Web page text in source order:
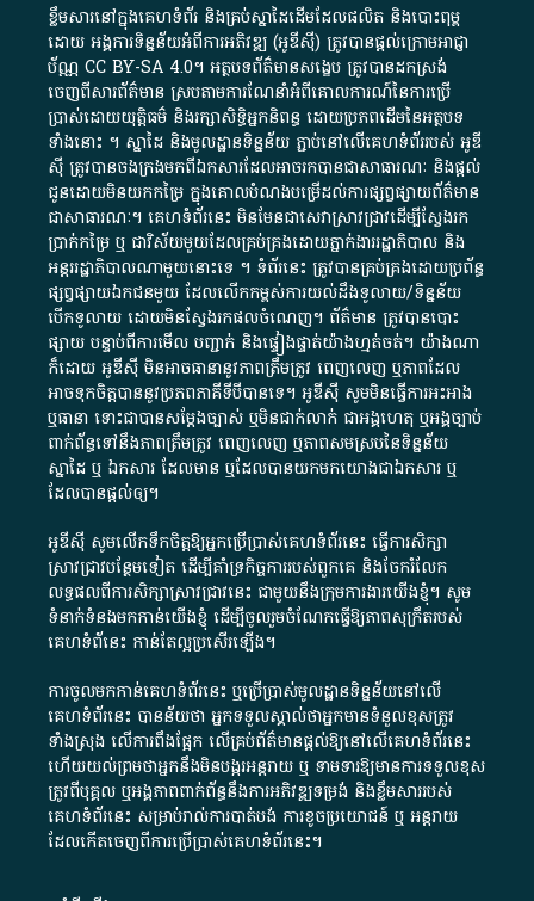
ខ្លឹមសារ​នៅ​ក្នុង​គេហទំព័រ និង​គ្រប់​ស្នា​ដៃ​ដើម​ដែល​ផលិត​ និង​បោះពុម្ព​
ដោយ​ អង្គការ​ទិន្នន័យ​អំពី​ការអភិវឌ្ឍ​​ (អូ​ឌី​ស៊ី)​ ត្រូវ​បាន​ផ្តល់​ក្រោម​អាជ្ញា
ប័ណ្ណ​CC BY-SA 4.0។​ អត្ថបទ​ព័ត៌មាន​សង្ខេប​ ត្រូវ​បាន​ដកស្រង់​
ចេញពី​សារព័ត៌មាន ស្របតាមការ​ណែនាំ​អំពី​គោលការណ៍​នៃ​ការ​ប្រើ
ប្រាស់​ដោយ​យុត្តិធម៌​ និង​រក្សាសិទ្ធិអ្នកនិពន្ធ ដោយ​ប្រភពដើម​នៃ​​អត្ថបទ
ទាំង​នោះ​ ។​ ស្នាដៃ​ និង​មូលដ្ឋាន​ទិន្នន័យ ​ភ្ជាប់​នៅ​លើ​គេហទំព័រ​របស់​ អូ​ឌី​
ស៊ី​ ត្រូវ​បាន​ចងក្រង​មក​ពី​ឯកសារ​ដែល​អាច​រក​បានជា​សាធារណៈ​ និង​ផ្តល់​
ជូន​ដោយ​មិន​យក​កម្រៃ​ ក្នុង​គោលបំណង​បម្រើ​ដល់ការ​ផ្សព្វផ្សាយ​ព័ត៌មាន​
ជា​សាធារណៈ​។​ គេហទំព័រ​នេះ​ មិនមែន​ជា​សេវា​ស្រាវជ្រាវ​ដើម្បី​ស្វែងរក
ប្រាក់​កម្រៃ​ ឬ​ ជា​វិស័យ​មួយ​ដែល​គ្រប់គ្រង​ដោយ​ភ្នាក់ងារ​រដ្ឋាភិបាល​ និង ​
អន្តររដ្ឋាភិបាល​ណាមួយ​នោះ​ទេ ​។​ ទំព័រ​នេះ​ ត្រូវ​បាន​គ្រប់គ្រង​ដោយ​ប្រព័ន្ធ​
ផ្សព្វផ្សាយ​ឯកជន​មួយ​ ដែល​លើកកម្ពស់​ការ​យល់​ដឹង​ទូលាយ​/​ទិន្នន័យ​
បើក​ទូលាយ​ ដោយ​មិនស្វែង​រក​ផល​ចំណេញ​។​ ព័ត៌មាន​ ត្រូវ​បាន​បោះ
ផ្សាយ​ បន្ទាប់​ពី​ការ​មើល​ បញ្ជាក់​ និង​ផ្ទៀងផ្ទាត់​យ៉ាង​ហ្មត់ចត់​។​ យ៉ាងណា​
ក៏​ដោយ​ អូ​ឌី​ស៊ី​ មិន​អាច​ធានា​នូវ​ភាព​ត្រឹមត្រូវ​ ពេញលេញ​ ឬ​ភាព​ដែល​
អាច​ទុកចិត្ត​បាននូវ​ប្រភព​ភាគី​ទី​បី​បាន​ទេ​។​ អូ​ឌី​ស៊ី​ សូម​មិន​ធ្វើការ​អះអាង​
ឬ​ធានា​ ទោះជា​បាន​សម្តែង​ច្បាស់​ ឬ​មិន​ជាក់លាក់​ ជា​អង្គហេតុ​ ឬ​អង្គច្បាប់​
ពាក់ព័ន្ធ​ទៅ​នឹង​ភាព​ត្រឹមត្រូវ​ ពេញលេញ​ ឬ​ភាព​សម​ស្រប​នៃ​ទិន្នន័យ​
ស្នាដៃ​ ឬ​ ឯកសារ​ ដែល​មាន​ ឬ​ដែល​បាន​យក​មក​យោង​ជា​ឯកសារ​ ឬ​
ដែល​បាន​ផ្តល់​ឲ្យ​។
អូឌីស៊ី សូមលើកទឹកចិត្តឱ្យអ្នកប្រើប្រាស់គេហទំព័រនេះ ធ្វើការសិក្សា
ស្រាវជ្រាវបន្ថែមទៀត ដើម្បីគាំទ្រកិច្ចការ​របស់ពួកគេ និងចែករំលែក
លទ្ធផលពីការសិក្សាស្រាវជ្រាវនេះ ជាមួយនឹងក្រុមការងារយើងខ្ញុំ។ សូម
ទំនាក់ទំនងមកកាន់យើងខ្ញុំ ដើម្បីចូលរួមចំណែកធ្វើឱ្យភាពសុក្រឹតរបស់
គេហទំព័នេះ កាន់តែល្អប្រសើរឡើង។
ការចូលមកកាន់គេហទំព័រនេះ ឬប្រើប្រាស់មូលដ្ឋានទិន្នន័យនៅលើ
គេហទំព័រនេះ បានន័យថា អ្នកទទួលស្គាល់ថាអ្នកមានទំនួលខុសត្រូវ
ទាំងស្រុង លើការពឹងផ្អែក លើគ្រប់ព័ត៌មានផ្តល់ឱ្យនៅលើគេហទំព័រនេះ
ហើយយល់ព្រមថាអ្នកនឹងមិនបង្ករអន្តរាយ ឬ ទាមទារ​ឱ្យមានការទទួលខុស​
ត្រូវពីបុគ្គល ឬអង្គភាពពាក់ព័ន្ធនឹងការអភិវឌ្ឍទម្រង់ និងខ្លឹមសាររបស់
គេហទំព័រនេះ សម្រាប់រាល់ការបាត់បង់ ការខូចប្រយោជន៍ ឬ អន្តរាយ
ដែលកើតចេញពីការប្រើប្រាស់គេហទំព័រនេះ។